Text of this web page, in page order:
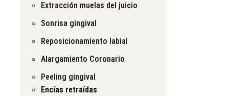
Extracción muelas del juicio
Sonrisa gingival
Reposicionamiento labial
Alargamiento Coronario
Peeling gingival
Encías retraídas